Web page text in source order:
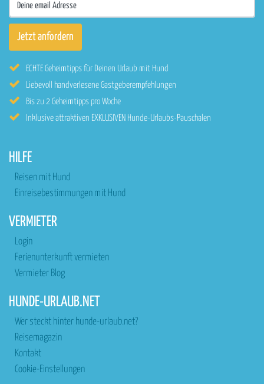
ECHTE Geheimtipps für Deinen Urlaub mit Hund
Liebevoll handverlesene Gastgeberempfehlungen
Bis zu 2 Geheimtipps pro Woche
Inklusive attraktiven EXKLUSIVEN Hunde-Urlaubs-Pauschalen
HILFE
Reisen mit Hund
Einreisebestimmungen mit Hund
VERMIETER
Login
Ferienunterkunft vermieten
Vermieter Blog
HUNDE-URLAUB.NET
Wer steckt hinter hunde-urlaub.net?
Reisemagazin
Kontakt
Cookie-Einstellungen